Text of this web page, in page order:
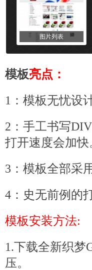
图片列表
模板亮点：
1：模板无忧设
2：手工书写
打开速度会加快
3：模板全部采
4：史无前例的
模板安装方法:
1.下载全新织梦
压。